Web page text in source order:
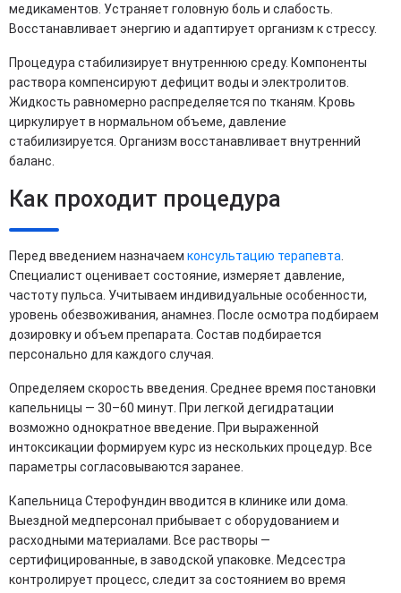
медикаментов. Устраняет головную боль и слабость.
Восстанавливает энергию и адаптирует организм к стрессу.
Процедура стабилизирует внутреннюю среду. Компоненты
раствора компенсируют дефицит воды и электролитов.
Жидкость равномерно распределяется по тканям. Кровь
циркулирует в нормальном объеме, давление
стабилизируется. Организм восстанавливает внутренний
баланс.
Как проходит процедура
Перед введением назначаем консультацию терапевта
Специалист оценивает состояние, измеряет давление,
частоту пульса. Учитываем индивидуальные особенности,
уровень обезвоживания, анамнез. После осмотра подбираем
дозировку и объем препарата. Состав подбирается
персонально для каждого случая.
Определяем скорость введения. Среднее время постановки
капельницы — 30–60 минут. При легкой дегидратации
возможно однократное введение. При выраженной
интоксикации формируем курс из нескольких процедур. Все
параметры согласовываются заранее.
Капельница Стерофундин вводится в клинике или дома.
Выездной медперсонал прибывает с оборудованием и
расходными материалами. Все растворы —
сертифицированные, в заводской упаковке. Медсестра
контролирует процесс, следит за состоянием во время